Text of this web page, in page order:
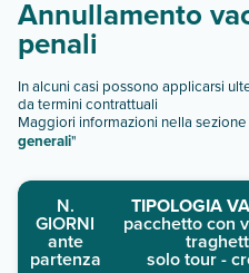
Annullamento
penali
In alcuni casi possono applicarsi
da termini contrattuali
Maggiori informazioni nella sezione
generali"
N.
GIORNI
ante
partenza
TIPOLOGIA
pacchetto con
solo tour -